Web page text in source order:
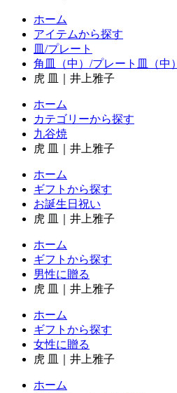
ホーム
アイテムから探す
皿/プレート
角皿（中）/プレート皿（中）
虎 皿｜井上雅子
ホーム
カテゴリーから探す
九谷焼
虎 皿｜井上雅子
ホーム
ギフトから探す
お誕生日祝い
虎 皿｜井上雅子
ホーム
ギフトから探す
男性に贈る
虎 皿｜井上雅子
ホーム
ギフトから探す
女性に贈る
虎 皿｜井上雅子
ホーム